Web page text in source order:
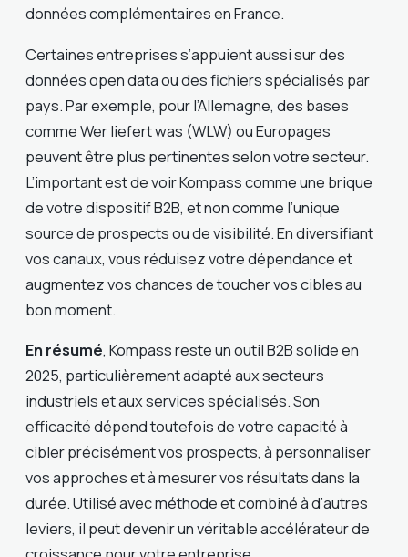
données complémentaires en France.
Certaines entreprises s’appuient aussi sur des
données open data ou des fichiers spécialisés par
pays. Par exemple, pour l’Allemagne, des bases
comme Wer liefert was (WLW) ou Europages
peuvent être plus pertinentes selon votre secteur.
L’important est de voir Kompass comme une brique
de votre dispositif B2B, et non comme l’unique
source de prospects ou de visibilité. En diversifiant
vos canaux, vous réduisez votre dépendance et
augmentez vos chances de toucher vos cibles au
bon moment.
En résumé, Kompass reste un outil B2B solide en
2025, particulièrement adapté aux secteurs
industriels et aux services spécialisés. Son
efficacité dépend toutefois de votre capacité à
cibler précisément vos prospects, à personnaliser
vos approches et à mesurer vos résultats dans la
durée. Utilisé avec méthode et combiné à d’autres
leviers, il peut devenir un véritable accélérateur de